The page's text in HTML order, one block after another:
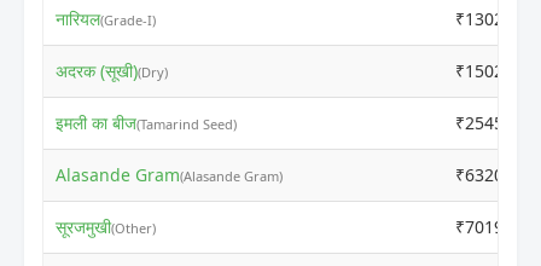
नारियल(Grade-I) ₹13020
अदरक (सूखी)(Dry) ₹15020
इमली का बीज(Tamarind Seed) ₹2545
Alasande Gram(Alasande Gram) ₹6320
सूरजमुखी(Other) ₹7019